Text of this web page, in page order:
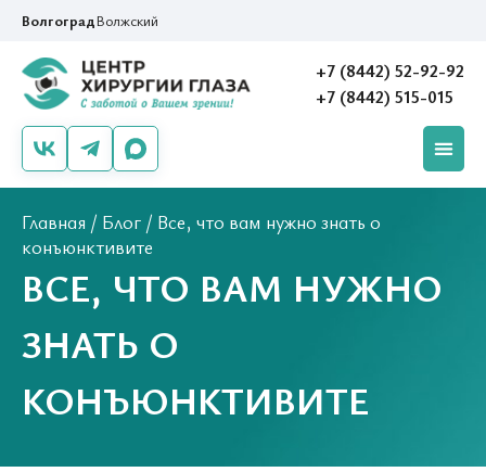
ВолгоградВолжский
+7 (8442) 52-92-92
+7 (8442) 515-015
Главная / Блог / Все, что вам нужно знать о
конъюнктивите
ВСЕ, ЧТО ВАМ НУЖНО
ЗНАТЬ О
КОНЪЮНКТИВИТЕ